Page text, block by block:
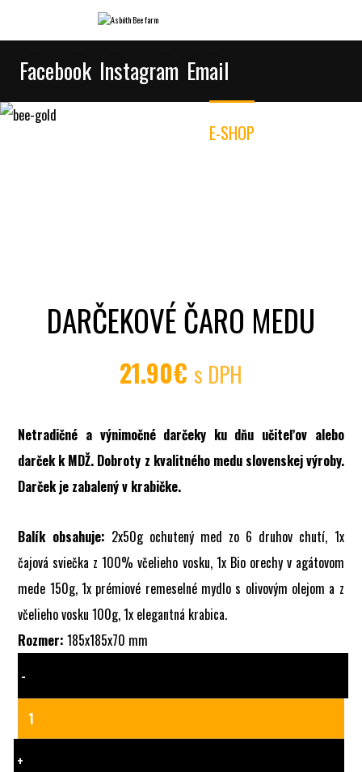
Facebook Instagram Email
E-SHOP
DARČEKOVÉ ČARO MEDU
21.90€ s DPH
Netradičné a výnimočné darčeky ku dňu učiteľov alebo
darček k MDŽ. Dobroty z kvalitného medu slovenskej výroby.
Darček je zabalený v krabičke.
Balík obsahuje: 2x50g ochutený med zo 6 druhov chutí, 1x
čajová sviečka z 100% včelieho vosku, 1x Bio orechy v agátovom
mede 150g, 1x prémiové remeselné mydlo s olivovým olejom a z
včelieho vosku 100g, 1x elegantná krabica.
Rozmer: 185x185x70 mm
-
+